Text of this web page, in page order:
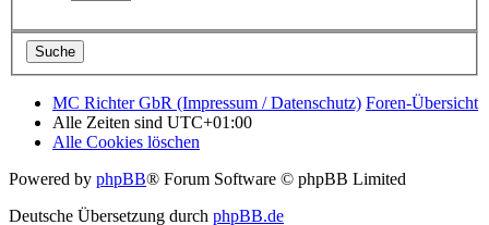
MC Richter GbR (Impressum / Datenschutz) Foren-Übersicht
Alle Zeiten sind UTC+01:00
Alle Cookies löschen
Powered by phpBB® Forum Software © phpBB Limited
Deutsche Übersetzung durch phpBB.de